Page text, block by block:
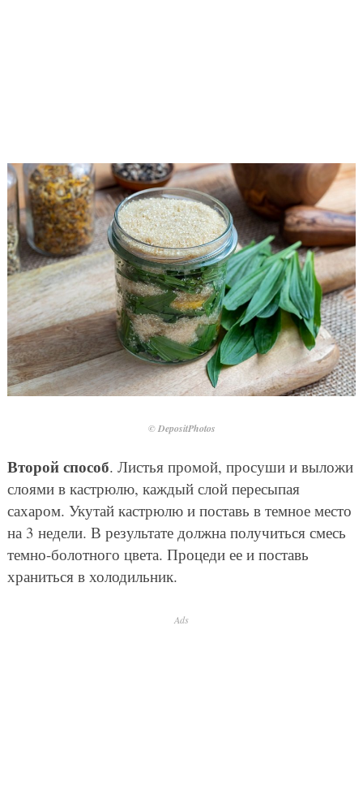
© DepositPhotos
Второй способ. Листья промой, просуши и выложи
слоями в кастрюлю, каждый слой пересыпая
сахаром. Укутай кастрюлю и поставь в темное место
на 3 недели. В результате должна получиться смесь
темно-болотного цвета. Процеди ее и поставь
храниться в холодильник.
Ads